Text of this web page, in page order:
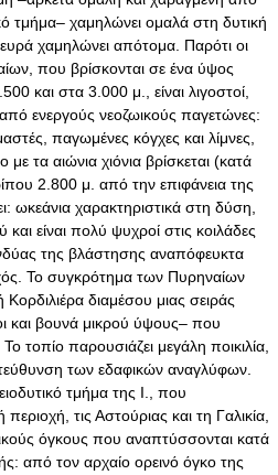
τμήμα– χαμηλώνει ομαλά στη δυτική
χαμηλώνει απότομα. Παρότι οι
που βρίσκονται σε ένα ύψος
και στα 3.000 μ., είναι λιγοστοί,
ενεργούς νεοζωικούς παγετώνες:
παγωμένες κόγχες και λίμνες,
τα αιώνια χιόνια βρίσκεται (κατά
2.800 μ. από την επιφάνεια της
ωκεάνια χαρακτηριστικά στη δύση,
είναι πολύ ψυχροί στις κοιλάδες
της βλάστησης αναπόφευκτα
Το συγκρότημα των Πυρηναίων
διαμέσου μιας σειράς
και βουνά μικρού ύψους– που
τοπίο παρουσιάζει μεγάλη ποικιλία,
των εδαφικών αναγλύφων.
τμήμα της Ι., που
τις Αστούριας και τη Γαλικία,
όγκους που αναπτύσσονται κατά
από τον αρχαίο ορεινό όγκο της